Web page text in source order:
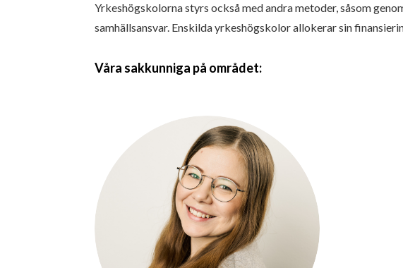
Yrkeshögskolorna styrs också med andra metoder, såsom
samhällsansvar. Enskilda yrkeshögskolor allokerar sin
Våra sakkunniga på området: